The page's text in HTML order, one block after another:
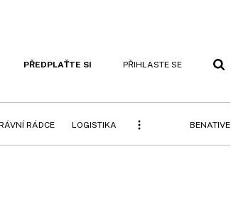
PŘEDPLAŤTE SI PŘIHLASTE SE
RÁDCE LOGISTIKA BENATIVE